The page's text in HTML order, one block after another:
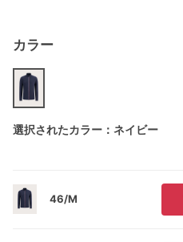
カラー
選択されたカラー：ネイビー
46/M